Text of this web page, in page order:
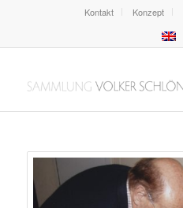
Kontakt Konzept